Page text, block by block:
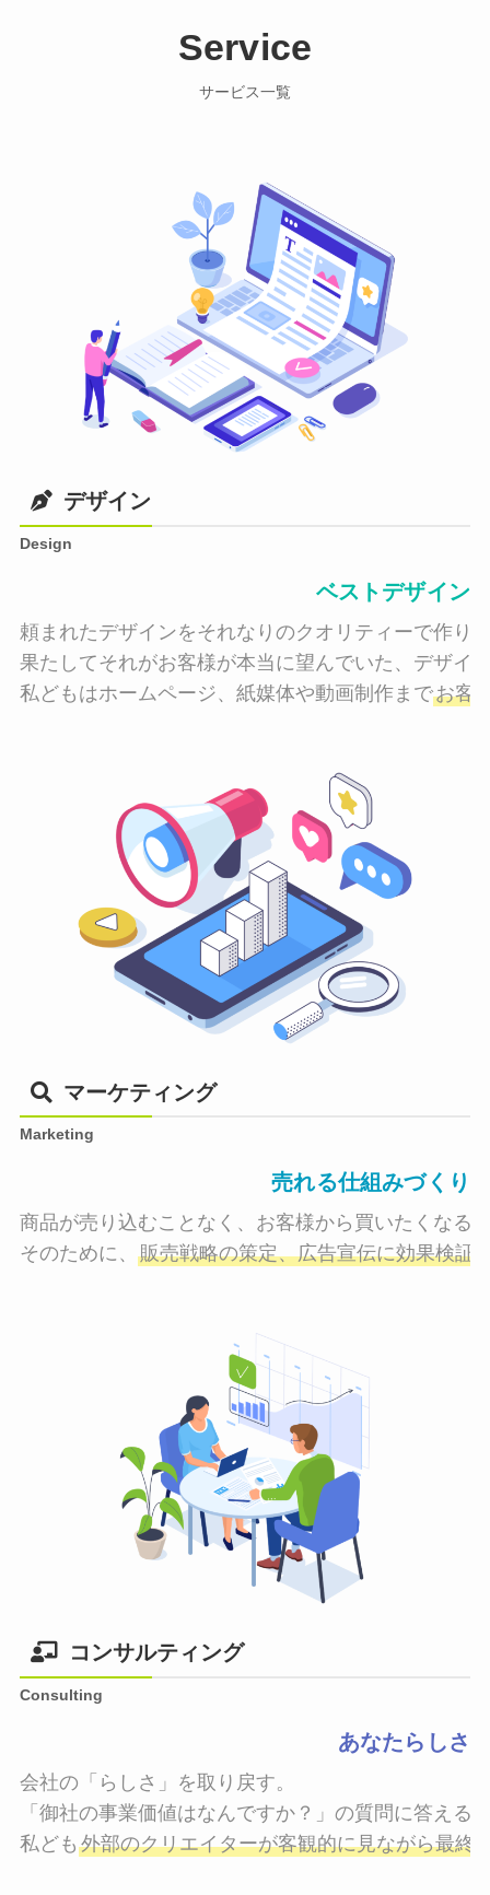
Service
サービス一覧
デザイン
Design
ベストデザイン
頼まれたデザインをそれなりのクオリティーで作り
果たしてそれがお客様が本当に望んでいた、デザイ
私どもはホームページ、紙媒体や動画制作までお客
マーケティング
Marketing
売れる仕組みづくり
商品が売り込むことなく、お客様から買いたくなる
そのために、 販売戦略の策定、広告宣伝に効果検証
コンサルティング
Consulting
あなたらしさ
会社の「らしさ」を取り戻す。
「御社の事業価値はなんですか？」の質問に答える
私ども 外部のクリエイターが客観的に見ながら最終